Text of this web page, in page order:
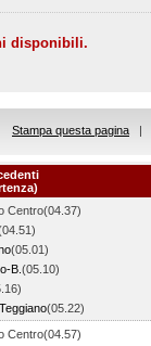
disponibili.
Stampa questa pagina |
Centro(04.37)
(05.01)
B. (05.10)
(05.22)
Centro(04.57)